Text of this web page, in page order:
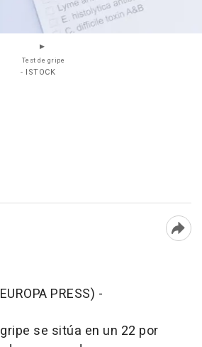
Test de gripe
- ISTOCK
PRESS) -
se sitúa en un 22 por